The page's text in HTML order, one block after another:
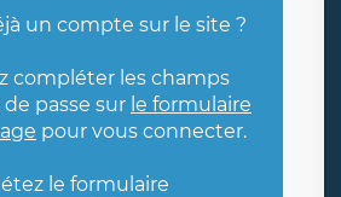
un compte sur le site ?
compléter les champs
passe sur le formulaire
pour vous connecter.
le formulaire